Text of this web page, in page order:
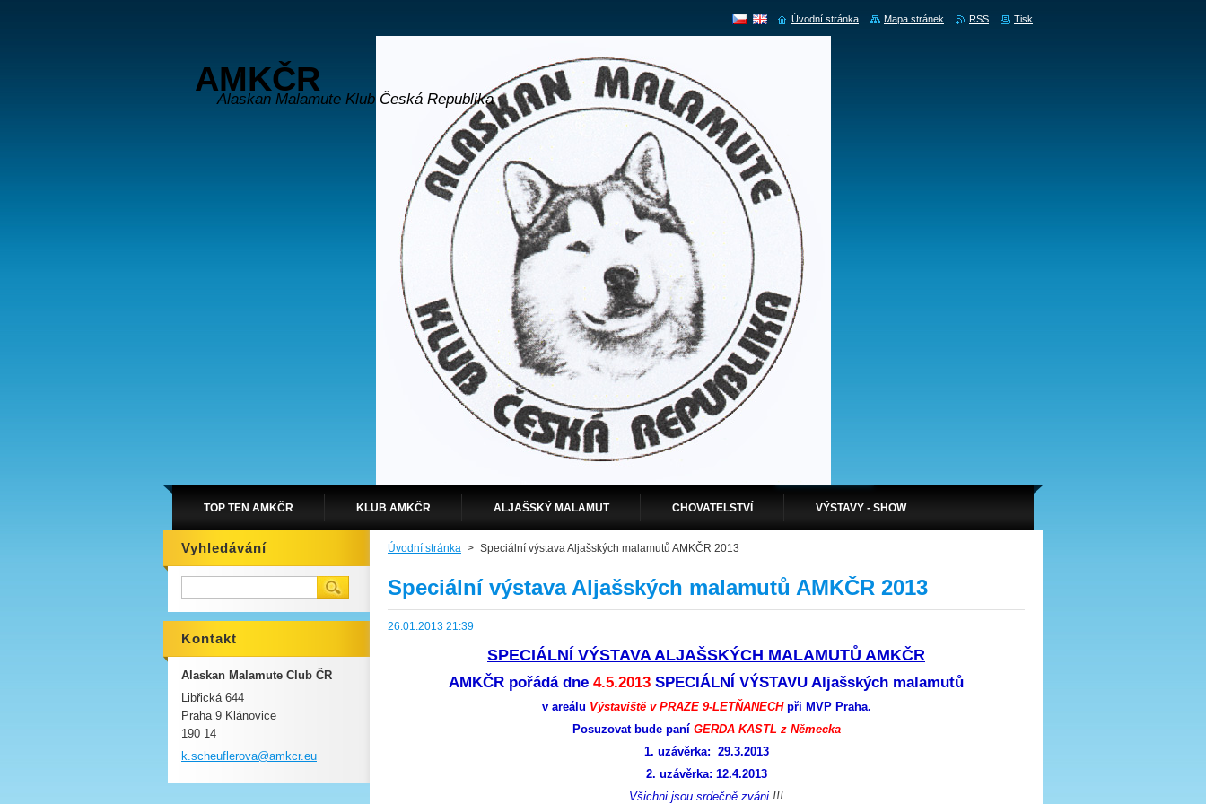
AMKČR
Alaskan Malamute Klub Česká Republika
TOP TEN AMKČR KLUB AMKČR ALJAŠSKÝ MALAMUT CHOVATELSTVÍ VÝSTAVY - SHOW
Úvodní stránka > Speciální výstava Aljašských malamutů AMKČR 2013
Speciální výstava Aljašských malamutů AMKČR 2013
26.01.2013 21:39
SPECIÁLNÍ VÝSTAVA ALJAŠSKÝCH MALAMUTŮ AMKČR
AMKČR pořádá dne 4.5.2013 SPECIÁLNÍ VÝSTAVU Aljašských malamutů
v areálu Výstaviště v PRAZE 9-LETŇANECH při MVP Praha.
Posuzovat bude paní GERDA KASTL z Německa
1. uzávěrka: 29.3.2013
2. uzávěrka: 12.4.2013
Všichni jsou srdečně zváni !!!
Vyhledávání
Kontakt
Alaskan Malamute Club ČR
Libřická 644
Praha 9 Klánovice
190 14
k.scheuf lerova@amkcr.eu
Úvodní stránka Mapa stránek RSS Tisk